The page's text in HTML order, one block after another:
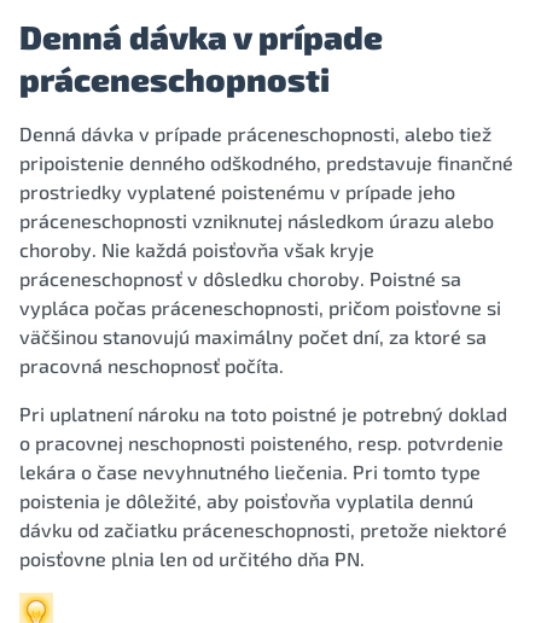
Denná dávka v prípade
práceneschopnosti
Denná dávka v prípade práceneschopnosti, alebo tiež
pripoistenie denného odškodného, predstavuje finančné
prostriedky vyplatené poistenému v prípade jeho
práceneschopnosti vzniknutej následkom úrazu alebo
choroby. Nie každá poisťovňa však kryje
práceneschopnosť v dôsledku choroby. Poistné sa
vypláca počas práceneschopnosti, pričom poisťovne si
väčšinou stanovujú maximálny počet dní, za ktoré sa
pracovná neschopnosť počíta.
Pri uplatnení nároku na toto poistné je potrebný doklad
o pracovnej neschopnosti poisteného, resp. potvrdenie
lekára o čase nevyhnutného liečenia. Pri tomto type
poistenia je dôležité, aby poisťovňa vyplatila dennú
dávku od začiatku práceneschopnosti, pretože niektoré
poisťovne plnia len od určitého dňa PN.